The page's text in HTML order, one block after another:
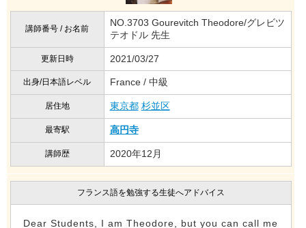
講師番号 / お名前
NO.3703 Gourevitch Theodore/グレビツ
テオドル 先生
更新日時 2021/03/27
出身/日本語レベル France / 中級
居住地 東京都 杉並区
最寄駅 高円寺
講師歴 2020年12月
フランス語を勉強する生徒へアドバイス
Dear Students, I am Theodore, but you can call me